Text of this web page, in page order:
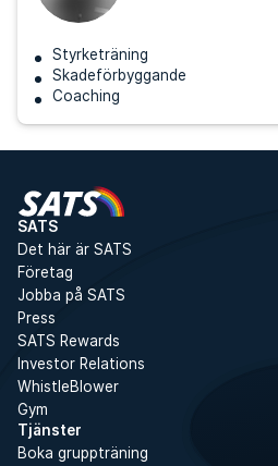
Styrketräning
Skadeförbyggande
Coaching
SATS
Det här är SATS
Företag
Jobba på SATS
Press
SATS Rewards
Investor Relations
WhistleBlower
Gym
Tjänster
Boka gruppträning